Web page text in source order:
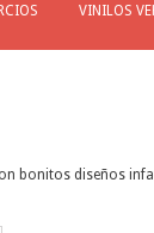
VINILOS
bonitos diseños